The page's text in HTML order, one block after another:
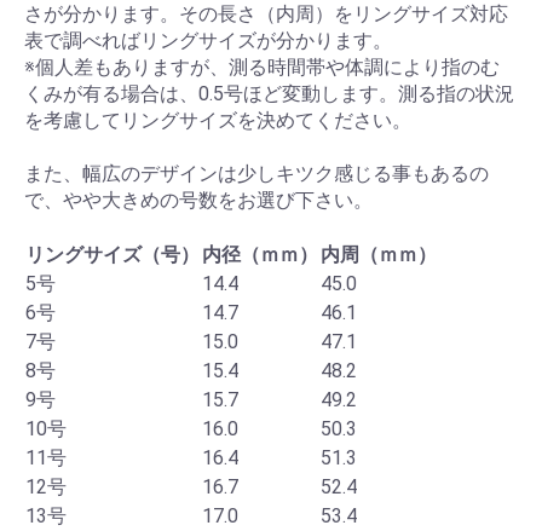
さが分かります。その長さ（内周）をリングサイズ対応
表で調べればリングサイズが分かります。
※個人差もありますが、測る時間帯や体調により指のむ
くみが有る場合は、0.5号ほど変動します。測る指の状況
を考慮してリングサイズを決めてください。
また、幅広のデザインは少しキツク感じる事もあるの
で、やや大きめの号数をお選び下さい。
リングサイズ（号） 内径（ｍｍ）
内周（ｍｍ）
5号
14.4
45.0
6号
14.7
46.1
7号
15.0
47.1
8号
15.4
48.2
9号
15.7
49.2
10号
16.0
50.3
11号
16.4
51.3
12号
16.7
52.4
13号
17.0
53.4